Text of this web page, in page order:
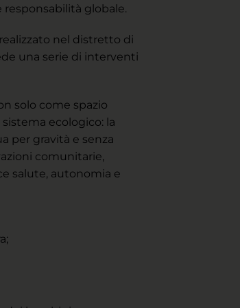
globale.
nel distretto di
una serie di interventi
solo come spazio
ecologico: la
per gravità e senza
comunitarie,
salute, autonomia e